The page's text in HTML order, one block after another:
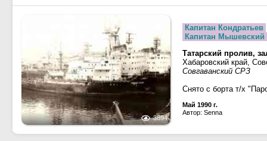
3894
Капитан Кондратьев
Капитан Мышевский
Татарский пролив,
Хабаровский край,
Совгаванский СРЗ
Снято с борта т/х
Май 1990 г.
Автор: Senna